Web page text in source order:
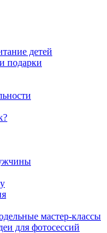
детей
подарки
мастер-классы
для фотосессий